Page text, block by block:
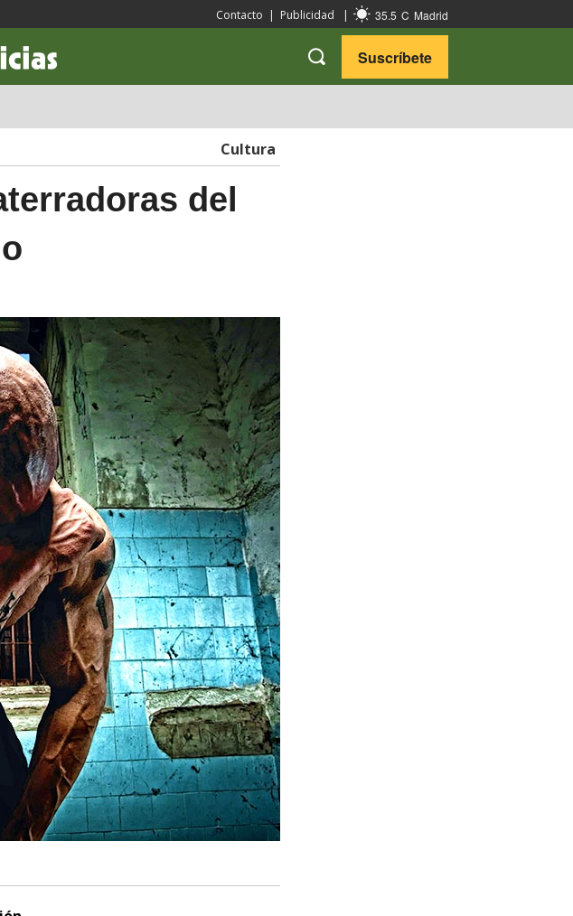
Contacto | Publicidad | 35.5 C Madrid
Suscríbete
Cultura
del